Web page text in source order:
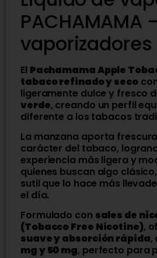
PACHAMAMA
vaporizadores
El Pachamama Apple
tabaco refinado y seco
ligeramente dulce y fresco
verde, creando un perfil
diferente a los tabacos
La manzana aporta
carácter del tabaco,
experiencia más ligera y
quienes buscan algo
sutil que lo hace más
el día.
Formulado con sales de
(Tobacco Free Nicotine),
suave y absorción rápida,
mg y 50 mg, perfecto para